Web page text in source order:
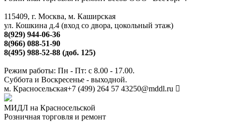
115409, г. Москва, м. Каширская
ул. Кошкина д.4 (вход со двора, цокольный этаж)
8(929) 944-06-36
8(966) 088-51-90
8(495) 988-52-88 (доб. 125)
Режим работы: Пн - Пт: с 8.00 - 17.00.
Суббота и Воскресенье - выходной.
м. Красносельская+7 (499) 264 57 43250@mddl.ru
МИДЛ на Красносельской
Розничная торговля и ремонт